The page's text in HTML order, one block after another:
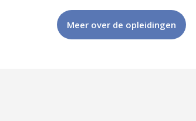
Meer over de opleidingen